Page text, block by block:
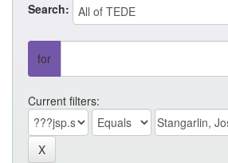
Search:
for
Current filters: